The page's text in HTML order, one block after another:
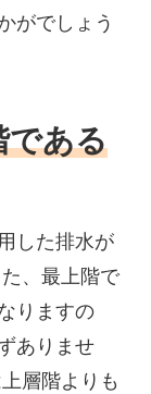
がでしょう
である
した排水が
、最上階で
りますの
ありませ
層階よりも